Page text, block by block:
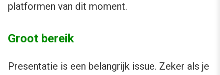
platformen van dit moment.
Groot bereik
Presentatie is een belangrijk issue. Zeker als je